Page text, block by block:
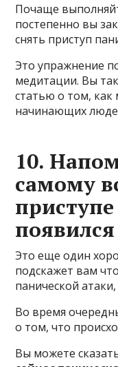
Почаще
постепенно вы
снять приступ
Это упражнение
медитации. Вы
статью о том,
начинающих
10.
самому
появился
Это еще один
подскажет вам
панической
Во время
о том, что
Вы можете